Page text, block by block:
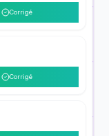
Corrigé
Corrigé